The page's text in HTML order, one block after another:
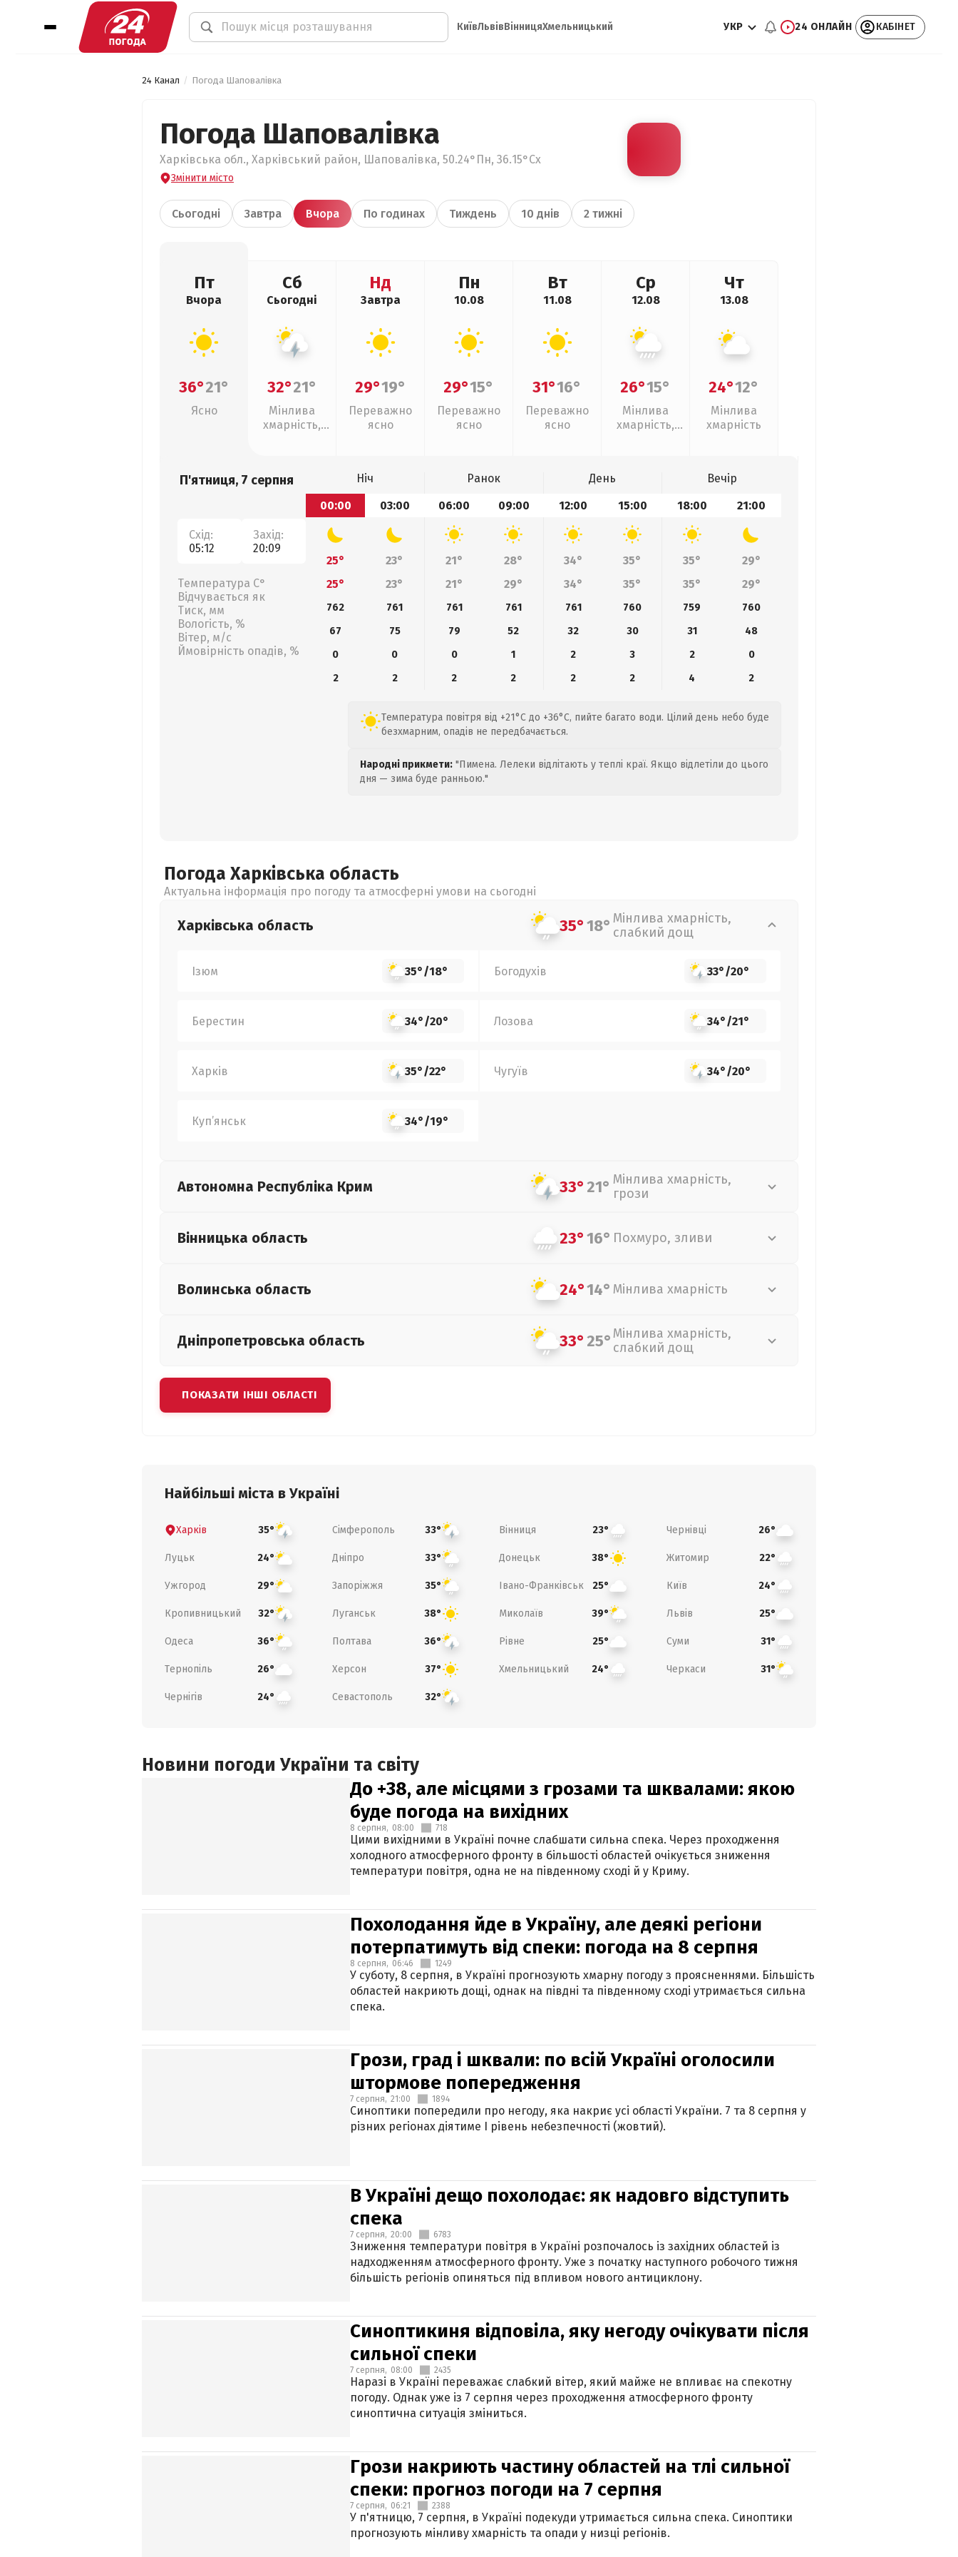
КиївЛьвівВінницяХмельницький УКР 24 ОНЛАЙН КАБІНЕТ
24 Канал Погода Шаповалівка
Погода Шаповалівка
Харківська обл., Харківський район, Шаповалівка, 50.24°Пн, 36.15°Сх
Змінити місто
Сьогодні Завтра Вчора По годинах Тиждень 10 днів 2 тижні
Пт
Вчора
36°21°
Ясно
Сб
Сьогодні
32°21°
Мінлива
хмарність,
Нд
Завтра
29°19°
Переважно
ясно
Пн
10.08
29°15°
Переважно
ясно
Вт
11.08
31°16°
Переважно
ясно
Ср
12.08
26°15°
Мінлива
хмарність,
Чт
13.08
24°12°
Мінлива
хмарність
П'ятниця, 7 серпня
Схід:
05:12
Захід:
20:09
Температура С°
Відчувається як
Тиск, мм
Вологість, %
Вітер, м/с
Ймовірність опадів, %
Ніч Ранок День
Вечір
00:00
03:00 06:00 09:00 12:00 15:00 18:00 21:00
25° 23° 21° 28° 34° 35° 35°
29°
25°
23° 21° 29° 34° 35° 35° 29°
762 761 761 761 761 760 759
760
67
75 79 52 32 30 31
48
0
0 0 1 2 3 2
0
2
2 2 2 2 2 4 2
Температура повітря від +21°C до +36°C, пийте багато води. Цілий день небо буде
безхмарним, опадів не передбачається.
Народні прикмети: "Пимена. Лелеки відлітають у теплі краї. Якщо відлетіли до цього
дня — зима буде ранньою."
Погода Харківська область
Актуальна інформація про погоду та атмосферні умови на сьогодні
Харківська область 35°18° Мінлива хмарність,
слабкий дощ
Ізюм 35°/18° Богодухів 33°/20°
Берестин 34°/20° Лозова 34°/21°
Харків 35°/22° Чугуїв 34°/20°
Куп’янськ 34°/19°
Автономна Республіка Крим 33°21° Мінлива хмарність,
грози
Вінницька область 23°16° Похмуро, зливи
Волинська область 24°14° Мінлива хмарність
Дніпропетровська область 33°25°Мінлива хмарність,
слабкий дощ
ПОКАЗАТИ ІНШІ ОБЛАСТІ
Найбільші міста в Україні
Харків 35° Сімферополь 33° Вінниця 23° Чернівці 26°
Луцьк 24° Дніпро 33° Донецьк 38° Житомир 22°
Ужгород 29° Запоріжжя 35° Івано-Франківськ 25° Київ 24°
Кропивницький 32° Луганськ 38° Миколаїв 39° Львів 25°
Одеса 36° Полтава 36° Рівне 25° Суми 31°
Тернопіль 26° Херсон 37° Хмельницький 24° Черкаси 31°
Чернігів 24° Севастополь 32°
Новини погоди України та світу
До +38, але місцями з грозами та шквалами: якою
буде погода на вихідних
8 серпня, 08:00 718
Цими вихідними в Україні почне слабшати сильна спека. Через проходження
холодного атмосферного фронту в більшості областей очікується зниження
температури повітря, одна не на південному сході й у Криму.
Похолодання йде в Україну, але деякі регіони
потерпатимуть від спеки: погода на 8 серпня
8 серпня, 06:46 1249
У суботу, 8 серпня, в Україні прогнозують хмарну погоду з проясненнями. Більшість
областей накриють дощі, однак на півдні та південному сході утримається сильна
спека.
Грози, град і шквали: по всій Україні оголосили
штормове попередження
7 серпня, 21:00 1894
Синоптики попередили про негоду, яка накриє усі області України. 7 та 8 серпня у
різних регіонах діятиме І рівень небезпечності (жовтий).
В Україні дещо похолодає: як надовго відступить
спека
7 серпня, 20:00 6783
Зниження температури повітря в Україні розпочалось із західних областей із
надходженням атмосферного фронту. Уже з початку наступного робочого тижня
більшість регіонів опиняться під впливом нового антициклону.
Синоптикиня відповіла, яку негоду очікувати після
сильної спеки
7 серпня, 08:00 2435
Наразі в Україні переважає слабкий вітер, який майже не впливає на спекотну
погоду. Однак уже із 7 серпня через проходження атмосферного фронту
синоптична ситуація зміниться.
Грози накриють частину областей на тлі сильної
спеки: прогноз погоди на 7 серпня
7 серпня, 06:21 2388
У п'ятницю, 7 серпня, в Україні подекуди утримається сильна спека. Синоптики
прогнозують мінливу хмарність та опади у низці регіонів.